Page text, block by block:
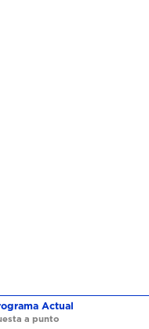
Actual
a punto